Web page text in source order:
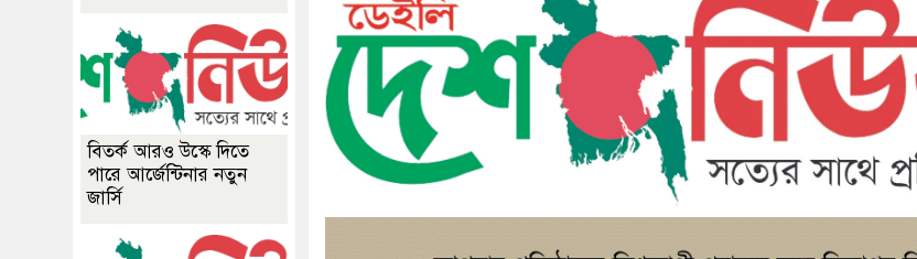
বিতর্ক আরও উস্কে দিতে
পারে আর্জেন্টিনার নতুন
জার্সি